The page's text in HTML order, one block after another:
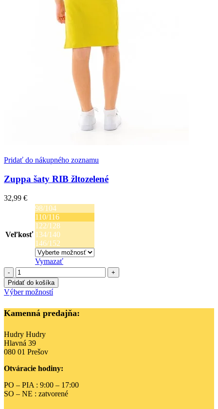
Pridať do nákupného zoznamu
Zuppa šaty RIB žltozelené
32,99 €
Veľkosť
98/104
110/116
122/128
134/140
146/152
Vymazať
množstvo
Zuppa
šaty
RIB
Pridať do košíka
Výber možnostíTento
má
viacero
na
produktu.
Kamenná predajňa:
Hudry Hudry
Hlavná 39
080 01 Prešov
Otváracie hodiny:
PO – PIA : 9:00 – 17:00
SO – NE : zatvorené